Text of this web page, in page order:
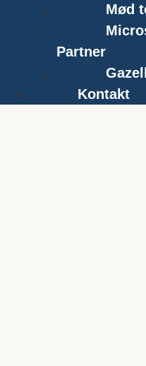
Mød
Partner
Kontakt